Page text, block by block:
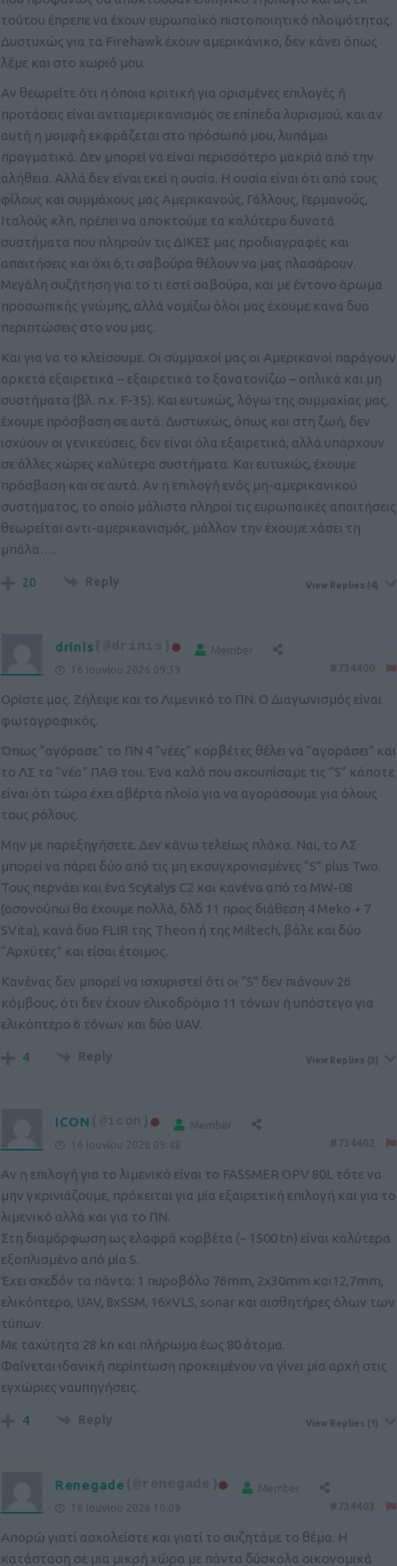
τούτου έπρεπε να έχουν ευρωπαϊκό πιστοποιητικό πλοϊμότητας.
Δυστυχώς για τα Firehawk έχουν αμερικάνικο, δεν κάνει όπως
λέμε και στο χωριό μου.
Αν θεωρείτε ότι η όποια κριτική για ορισμένες επιλογές ή
προτάσεις είναι αντιαμερικανισμός σε επίπεδα λυρισμού, και αν
αυτή η μομφή εκφράζεται στο πρόσωπό μου, λυπάμαι
πραγματικά. Δεν μπορεί να είναι περισσότερο μακριά από την
αλήθεια. Αλλά δεν είναι εκεί η ουσία. Η ουσία είναι ότι από τους
φίλους και συμμάχους μας Αμερικανούς, Γάλλους, Γερμανούς,
Ιταλούς κλπ, πρέπει να αποκτούμε τα καλύτερα δυνατά
συστήματα που πληρούν τις ΔΙΚΕΣ μας προδιαγραφές και
απαιτήσεις και όχι ό,τι σαβούρα θέλουν να μας πλασάρουν.
Μεγάλη συζήτηση για το τι εστί σαβούρα, και με έντονο άρωμα
προσωπικής γνώμης, αλλά νομίζω όλοι μας έχουμε κανα δυο
περιπτώσεις στο νου μας.
Και για να το κλείσουμε. Οι σύμμαχοί μας οι Αμερικανοί παράγουν
αρκετά εξαιρετικά – εξαιρετικά το ξανατονίζω – οπλικά και μη
συστήματα (βλ. π.χ. F-35). Και ευτυχώς, λόγω της συμμαχίας μας,
έχουμε πρόσβαση σε αυτά. Δυστυχώς, όπως και στη ζωή, δεν
ισχύουν οι γενικεύσεις, δεν είναι όλα εξαιρετικά, αλλά υπάρχουν
σε άλλες χώρες καλύτερα συστήματα. Και ευτυχώς, έχουμε
πρόσβαση και σε αυτά. Αν η επιλογή ενός μη-αμερικανικού
συστήματος, το οποίο μάλιστα πληροί τις ευρωπαϊκές απαιτήσεις
θεωρείται αντι-αμερικανισμός, μάλλον την έχουμε χάσει τη
μπάλα….
20 Reply View Replies (4)
drinis
Member
16 Ιουνίου 2026 09:39
Ορίστε μας. Ζήλεψε και το Λιμενικό το ΠΝ. Ο Διαγωνισμός είναι
φωτογραφικός.
Όπως “αγόρασε” το ΠΝ 4 “νέες” κορβέτες θέλει να “αγοράσει” και
το ΛΣ τα “νέα” ΠΑΘ του. Ένα καλό που σκουπίσαμε τις “S” κάποτε
είναι ότι τώρα έχει αβέρτα πλοία για να αγοράσουμε για όλους
τους ρόλους.
Μην με παρεξηγήσετε. Δεν κάνω τελείως πλάκα. Ναι, το ΛΣ
μπορεί να πάρει δύο από τις μη εκσυγχρονισμένες “S” plus Two.
Τους περνάει και ένα Scytalys C2 και κανένα από τα MW-08
(οσονούπω θα έχουμε πολλά, δλδ 11 προς διάθεση 4 Μeko + 7
SVita), κανά δυο FLIR της Theon ή της Miltech, βάλε και δύο
“Αρχύτες” και είσαι έτοιμος.
Κανένας δεν μπορεί να ισχυριστεί ότι οι “S” δεν πιάνουν 26
κόμβους, ότι δεν έχουν ελικοδρόμιο 11 τόνων ή υπόστεγο για
ελικόπτερο 6 τόνων και δύο UAV.
4 Reply View Replies (3)
ICON
Member
16 Ιουνίου 2026 09:48
Αν η επιλογή για το λιμενικό είναι το FASSMER OPV 80L τότε να
μην γκρινιάζουμε, πρόκειται για μία εξαιρετική επιλογή και για το
λιμενικό αλλά και για το ΠΝ.
Στη διαμόρφωση ως ελαφρά κορβέτα (~ 1500 tn) είναι καλύτερα
εξοπλισμένο από μία S.
Έχει σχεδόν τα πάντα: 1 πυροβόλο 76mm, 2x30mm και12,7mm,
ελικόπτερο, UAV, 8xSSM, 16xVLS, sonar και αισθητήρες όλων των
τύπων.
Με ταχύτητα 28 kn και πλήρωμα έως 80 άτομα.
Φαίνεται ιδανική περίπτωση προκειμένου να γίνει μία αρχή στις
εγχώριες ναυπηγήσεις.
4 Reply View Replies (1)
Renegade (@renegade)
Member
16 Ιουνίου 2026 10:09
Απορώ γιατί ασχολείστε και γιατί το συζητάμε το θέμα. Η
κατάσταση σε μια μικρή χώρα με πάντα δύσκολα οικονομικά